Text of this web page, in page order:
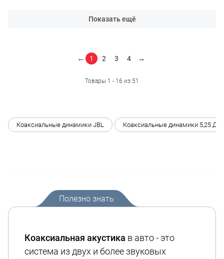
Показать ещё
Товары 1 - 16 из 51
← 1 2 3 4 →
Коаксиальные динамики JBL Коаксиальные динамики 5,25
Полезно знать
Коаксиальная акустика в авто - это
система из двух и более звуковых